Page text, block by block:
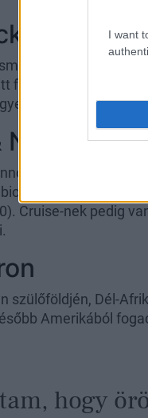
I want
válása
fiát, Louis-t. Öt évvel
Lailát.
Nicole
és egy lányt,
lánya is van
Cruise-nek pedig
szülőföldjén, Dél-
Amerikából
hogy